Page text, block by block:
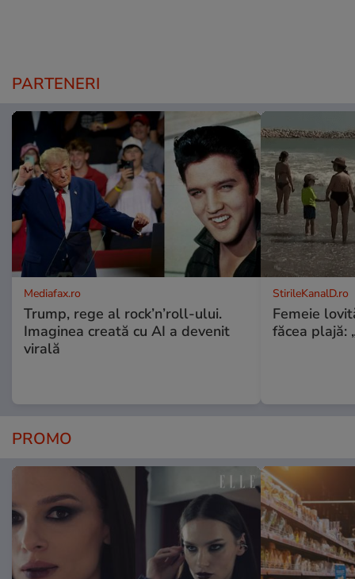
PARTENERI
Mediafax.ro
Trump, rege al rock’n’roll-ului.
Imaginea creată cu AI a devenit
virală
StirileKanalD.ro
Femeie
făcea plajă:
PROMO